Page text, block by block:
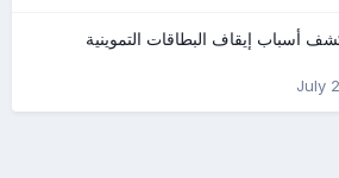
أسباب إيقاف البطاقات التموينية
July 2